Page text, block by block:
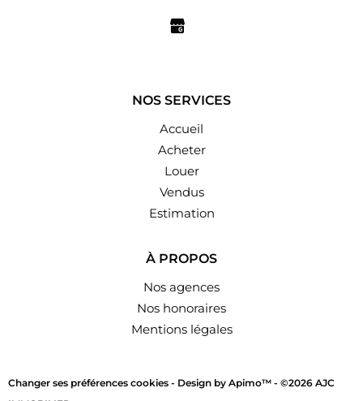
NOS SERVICES
Accueil
Acheter
Louer
Vendus
Estimation
À PROPOS
Nos agences
Nos honoraires
Mentions légales
Changer ses préférences cookies - Design by Apimo™ - ©2026 AJC